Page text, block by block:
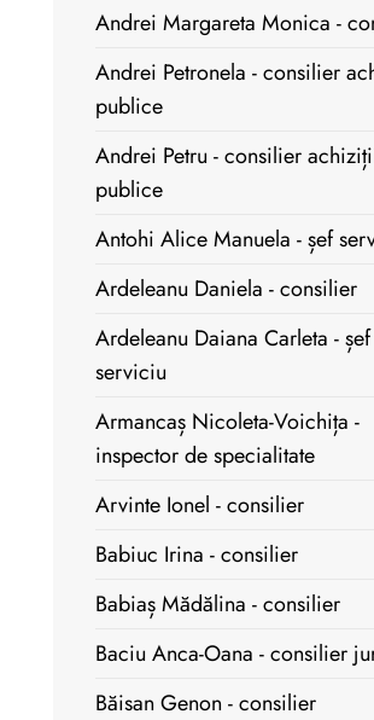
Andrei Margareta Monica -
Andrei Petronela - consilier
publice
Andrei Petru - consilier
publice
Antohi Alice Manuela - șef
Ardeleanu Daniela - consilier
Ardeleanu Daiana Carleta - șef
serviciu
Armancaș Nicoleta-Voichița -
inspector de specialitate
Arvinte Ionel - consilier
Babiuc Irina - consilier
Babiaș Mădălina - consilier
Baciu Anca-Oana - consilier
Băisan Genon - consilier